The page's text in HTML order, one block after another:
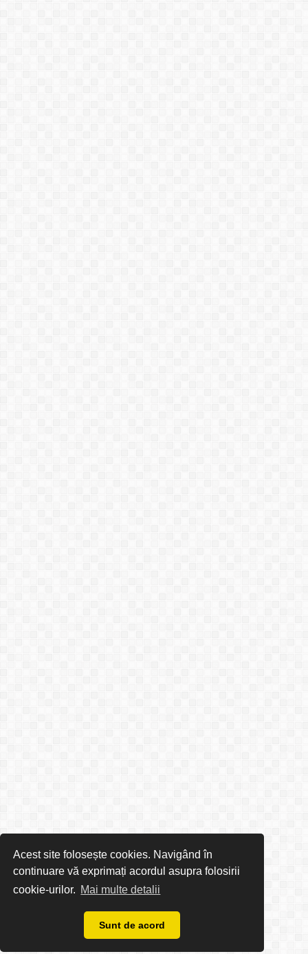
Acest site folosește cookies. Navigând în
continuare vă exprimați acordul asupra folosirii
cookie-urilor. Mai multe detalii
Sunt de acord